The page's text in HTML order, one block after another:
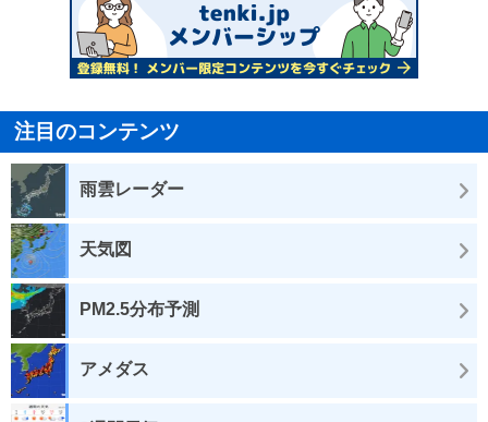
注目のコンテンツ
雨雲レーダー
天気図
PM2.5分布予測
アメダス